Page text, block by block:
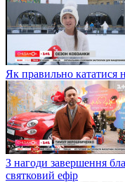
Як правильно кататися
З нагоди завершення
святковий ефір